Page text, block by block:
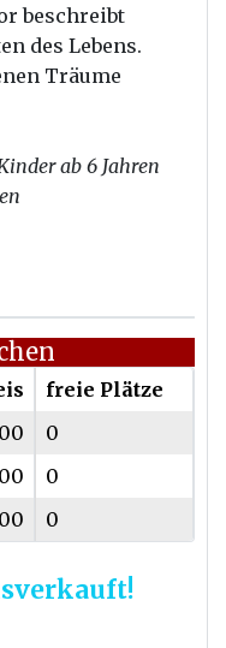
beschreibt
des Lebens.
Träume
ab 6 Jahren
freie Plätze
0
0
0